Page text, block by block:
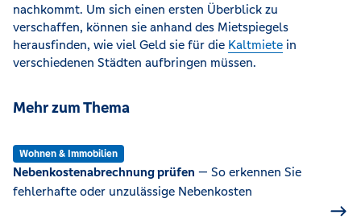
nachkommt. Um sich einen ersten Überblick zu
verschaffen, können sie anhand des Mietspiegels
herausfinden, wie viel Geld sie für die Kaltmiete in
verschiedenen Städten aufbringen müssen.
Mehr zum Thema
Wohnen & Immobilien
Nebenkostenabrechnung prüfen — So erkennen Sie
fehlerhafte oder unzulässige Nebenkosten